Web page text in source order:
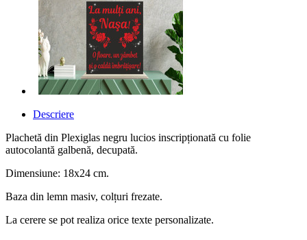
Descriere
Plachetă din Plexiglas negru lucios inscripționată cu folie
autocolantă galbenă, decupată.
Dimensiune: 18x24 cm.
Baza din lemn masiv, colțuri frezate.
La cerere se pot realiza orice texte personalizate.